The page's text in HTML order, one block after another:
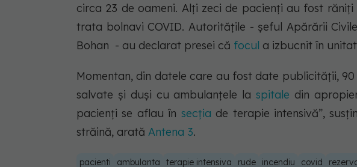
circa 23 de oameni. Alți zeci de pacienți au fost
trata bolnavi COVID. Autoritățile - șeful Apărării
Bohan - au declarat presei că focul a izbucnit în
Momentan, din datele care au fost date publicității,
salvate și duși cu ambulanțele laspitale din
pacienți se aflau în secția de terapie intensivă”,
străină, arată Antena 3.
pacienti ambulanta terapie intensiva rude incendiu covid